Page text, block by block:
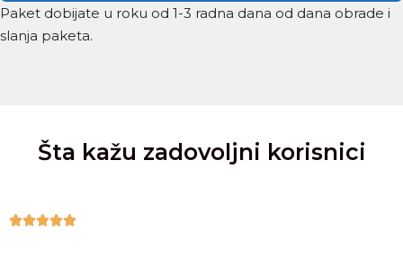
Paket dobijate u roku od 1-3 radna dana od dana obrade i
slanja paketa.
Šta kažu zadovoljni korisnici
